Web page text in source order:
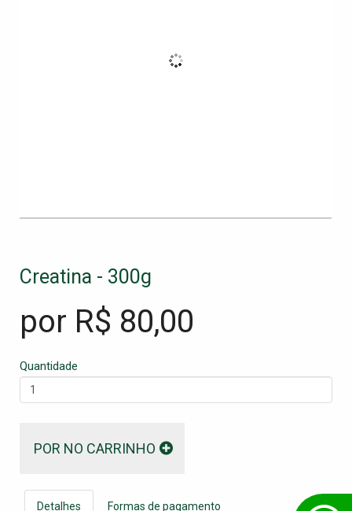
Creatina - 300g
por R$ 80,00
Quantidade
POR NO CARRINHO
Detalhes Formas de pagamento